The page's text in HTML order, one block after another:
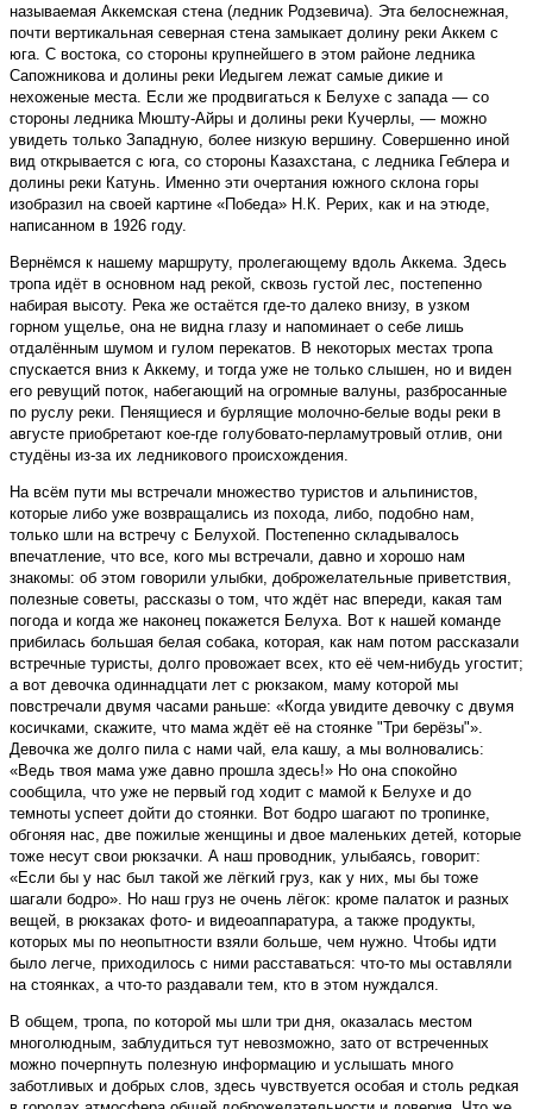
называемая Аккемская стена (ледник Родзевича). Эта белоснежная,
почти вертикальная северная стена замыкает долину реки Аккем с
юга. С востока, со стороны крупнейшего в этом районе ледника
Сапожникова и долины реки Иедыгем лежат самые дикие и
нехоженые места. Если же продвигаться к Белухе с запада — со
стороны ледника Мюшту-Айры и долины реки Кучерлы, — можно
увидеть только Западную, более низкую вершину. Совершенно иной
вид открывается с юга, со стороны Казахстана, с ледника Геблера и
долины реки Катунь. Именно эти очертания южного склона горы
изобразил на своей картине «Победа» Н.К. Рерих, как и на этюде,
написанном в 1926 году.
Вернёмся к нашему маршруту, пролегающему вдоль Аккема. Здесь
тропа идёт в основном над рекой, сквозь густой лес, постепенно
набирая высоту. Река же остаётся где-то далеко внизу, в узком
горном ущелье, она не видна глазу и напоминает о себе лишь
отдалённым шумом и гулом перекатов. В некоторых местах тропа
спускается вниз к Аккему, и тогда уже не только слышен, но и виден
его ревущий поток, набегающий на огромные валуны, разбросанные
по руслу реки. Пенящиеся и бурлящие молочно-белые воды реки в
августе приобретают кое-где голубовато-перламутровый отлив, они
студёны из-за их ледникового происхождения.
На всём пути мы встречали множество туристов и альпинистов,
которые либо уже возвращались из похода, либо, подобно нам,
только шли на встречу с Белухой. Постепенно складывалось
впечатление, что все, кого мы встречали, давно и хорошо нам
знакомы: об этом говорили улыбки, доброжелательные приветствия,
полезные советы, рассказы о том, что ждёт нас впереди, какая там
погода и когда же наконец покажется Белуха. Вот к нашей команде
прибилась большая белая собака, которая, как нам потом рассказали
встречные туристы, долго провожает всех, кто её чем-нибудь угостит;
а вот девочка одиннадцати лет с рюкзаком, маму которой мы
повстречали двумя часами раньше: «Когда увидите девочку с двумя
косичками, скажите, что мама ждёт её на стоянке "Три берёзы"».
Девочка же долго пила с нами чай, ела кашу, а мы волновались:
«Ведь твоя мама уже давно прошла здесь!» Но она спокойно
сообщила, что уже не первый год ходит с мамой к Белухе и до
темноты успеет дойти до стоянки. Вот бодро шагают по тропинке,
обгоняя нас, две пожилые женщины и двое маленьких детей, которые
тоже несут свои рюкзачки. А наш проводник, улыбаясь, говорит:
«Если бы у нас был такой же лёгкий груз, как у них, мы бы тоже
шагали бодро». Но наш груз не очень лёгок: кроме палаток и разных
вещей, в рюкзаках фото- и видеоаппаратура, а также продукты,
которых мы по неопытности взяли больше, чем нужно. Чтобы идти
было легче, приходилось с ними расставаться: что-то мы оставляли
на стоянках, а что-то раздавали тем, кто в этом нуждался.
В общем, тропа, по которой мы шли три дня, оказалась местом
многолюдным, заблудиться тут невозможно, зато от встреченных
можно почерпнуть полезную информацию и услышать много
заботливых и добрых слов, здесь чувствуется особая и столь редкая